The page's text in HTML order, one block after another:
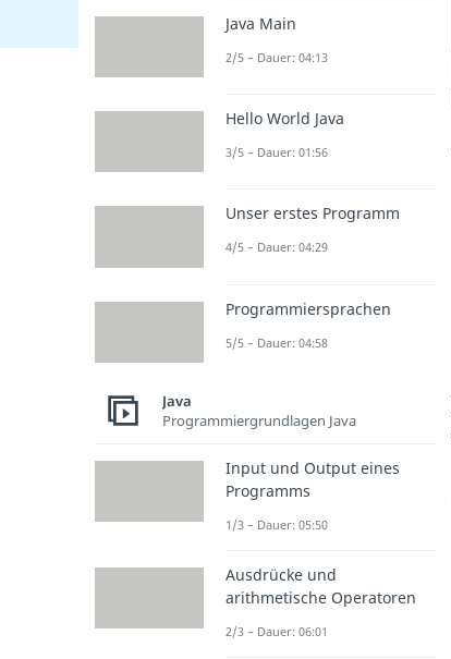
Java Main
2/5 – Dauer: 04:13
Hello World Java
3/5 – Dauer: 01:56
Unser erstes Programm
4/5 – Dauer: 04:29
Programmiersprachen
5/5 – Dauer: 04:58
Java
Programmiergrundlagen Java
Input und Output eines
Programms
1/3 – Dauer: 05:50
Ausdrücke und
arithmetische Operatoren
2/3 – Dauer: 06:01